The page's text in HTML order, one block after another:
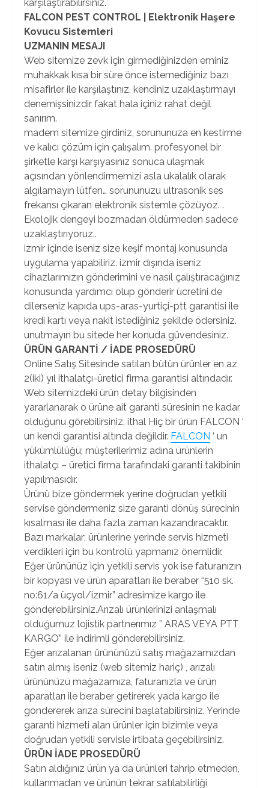
karşılaştırabilirsiniz.
FALCON PEST CONTROL | Elektronik Haşere
Kovucu Sistemleri
UZMANIN MESAJI
Web sitemize zevk için girmediğinizden eminiz
muhakkak kısa bir süre önce istemediğiniz bazı
misafirler ile karşılaştınız, kendiniz uzaklaştırmayı
denemişsinizdir fakat hala içiniz rahat değil
sanırım.
madem sitemize girdiniz, sorununuza en kestirme
ve kalıcı çözüm için çalışalım. profesyonel bir
şirketle karşı karşıyasınız sonuca ulaşmak
açısından yönlendirmemizi asla ukalalık olarak
algılamayın lütfen… sorununuzu ultrasonik ses
frekansı çıkaran elektronik sistemle çözüyoz. .
Ekolojik dengeyi bozmadan öldürmeden sadece
uzaklaştırıyoruz..
izmir içinde iseniz size keşif montaj konusunda
uygulama yapabiliriz. izmir dışında iseniz
cihazlarımızın gönderimini ve nasıl çalıştıracağınız
konusunda yardımcı olup gönderir ücretini de
dilerseniz kapıda ups-aras-yurtiçi-ptt garantisi ile
kredi kartı veya nakit istediğiniz şekilde ödersiniz.
unutmayın bu sitede her konuda güvendesiniz.
ÜRÜN GARANTİ / İADE PROSEDÜRÜ
Online Satış Sitesinde satılan bütün ürünler en az
2(iki) yıl ithalatçı-üretici firma garantisi altındadır.
Web sitemizdeki ürün detay bilgisinden
yararlanarak o ürüne ait garanti süresinin ne kadar
olduğunu görebilirsiniz. ithal Hiç bir ürün FALCON ‘
un kendi garantisi altında değildir. FALCON ‘ un
yükümlülüğü; müşterilerimiz adına ürünlerin
ithalatçı – üretici firma tarafındaki garanti takibinin
yapılmasıdır.
Ürünü bize göndermek yerine doğrudan yetkili
servise göndermeniz size garanti dönüş sürecinin
kısalması ile daha fazla zaman kazandıracaktır.
Bazı markalar; ürünlerine yerinde servis hizmeti
verdikleri için bu kontrolü yapmanız önemlidir.
Eğer ürününüz için yetkili servis yok ise faturanızın
bir kopyası ve ürün aparatları ile beraber “510 sk.
no:61/a üçyol/izmir” adresimize kargo ile
gönderebilirsiniz.Arızalı ürünlerinizi anlaşmalı
olduğumuz lojistik partnerımız ” ARAS VEYA PTT
KARGO” ile indirimli gönderebilirsiniz.
Eğer arızalanan ürününüzü satış mağazamızdan
satın almış iseniz (web sitemiz hariç) , arızalı
ürününüzü mağazamıza, faturanızla ve ürün
aparatları ile beraber getirerek yada kargo ile
göndererek arıza sürecini başlatabilirsiniz. Yerinde
garanti hizmeti alan ürünler için bizimle veya
doğrudan yetkili servisle irtibata geçebilirsiniz.
ÜRÜN İADE PROSEDÜRÜ
Satın aldığınız ürün ya da ürünleri tahrip etmeden,
kullanmadan ve ürünün tekrar satılabilirliği